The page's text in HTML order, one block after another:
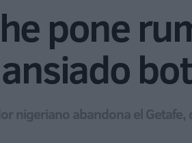
pone
nigeriano abandona el